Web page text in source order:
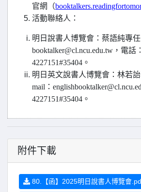
官網（
活動聯絡人：
明日說書人博覽會：蔡語純專任
booktalker@cl.ncu.edu.tw，電話
4227151#35404。
明日英文說書人博覽會：林若
mail：
4227151#35404。
附件下載
80.【函】2025明日說書人博覽會